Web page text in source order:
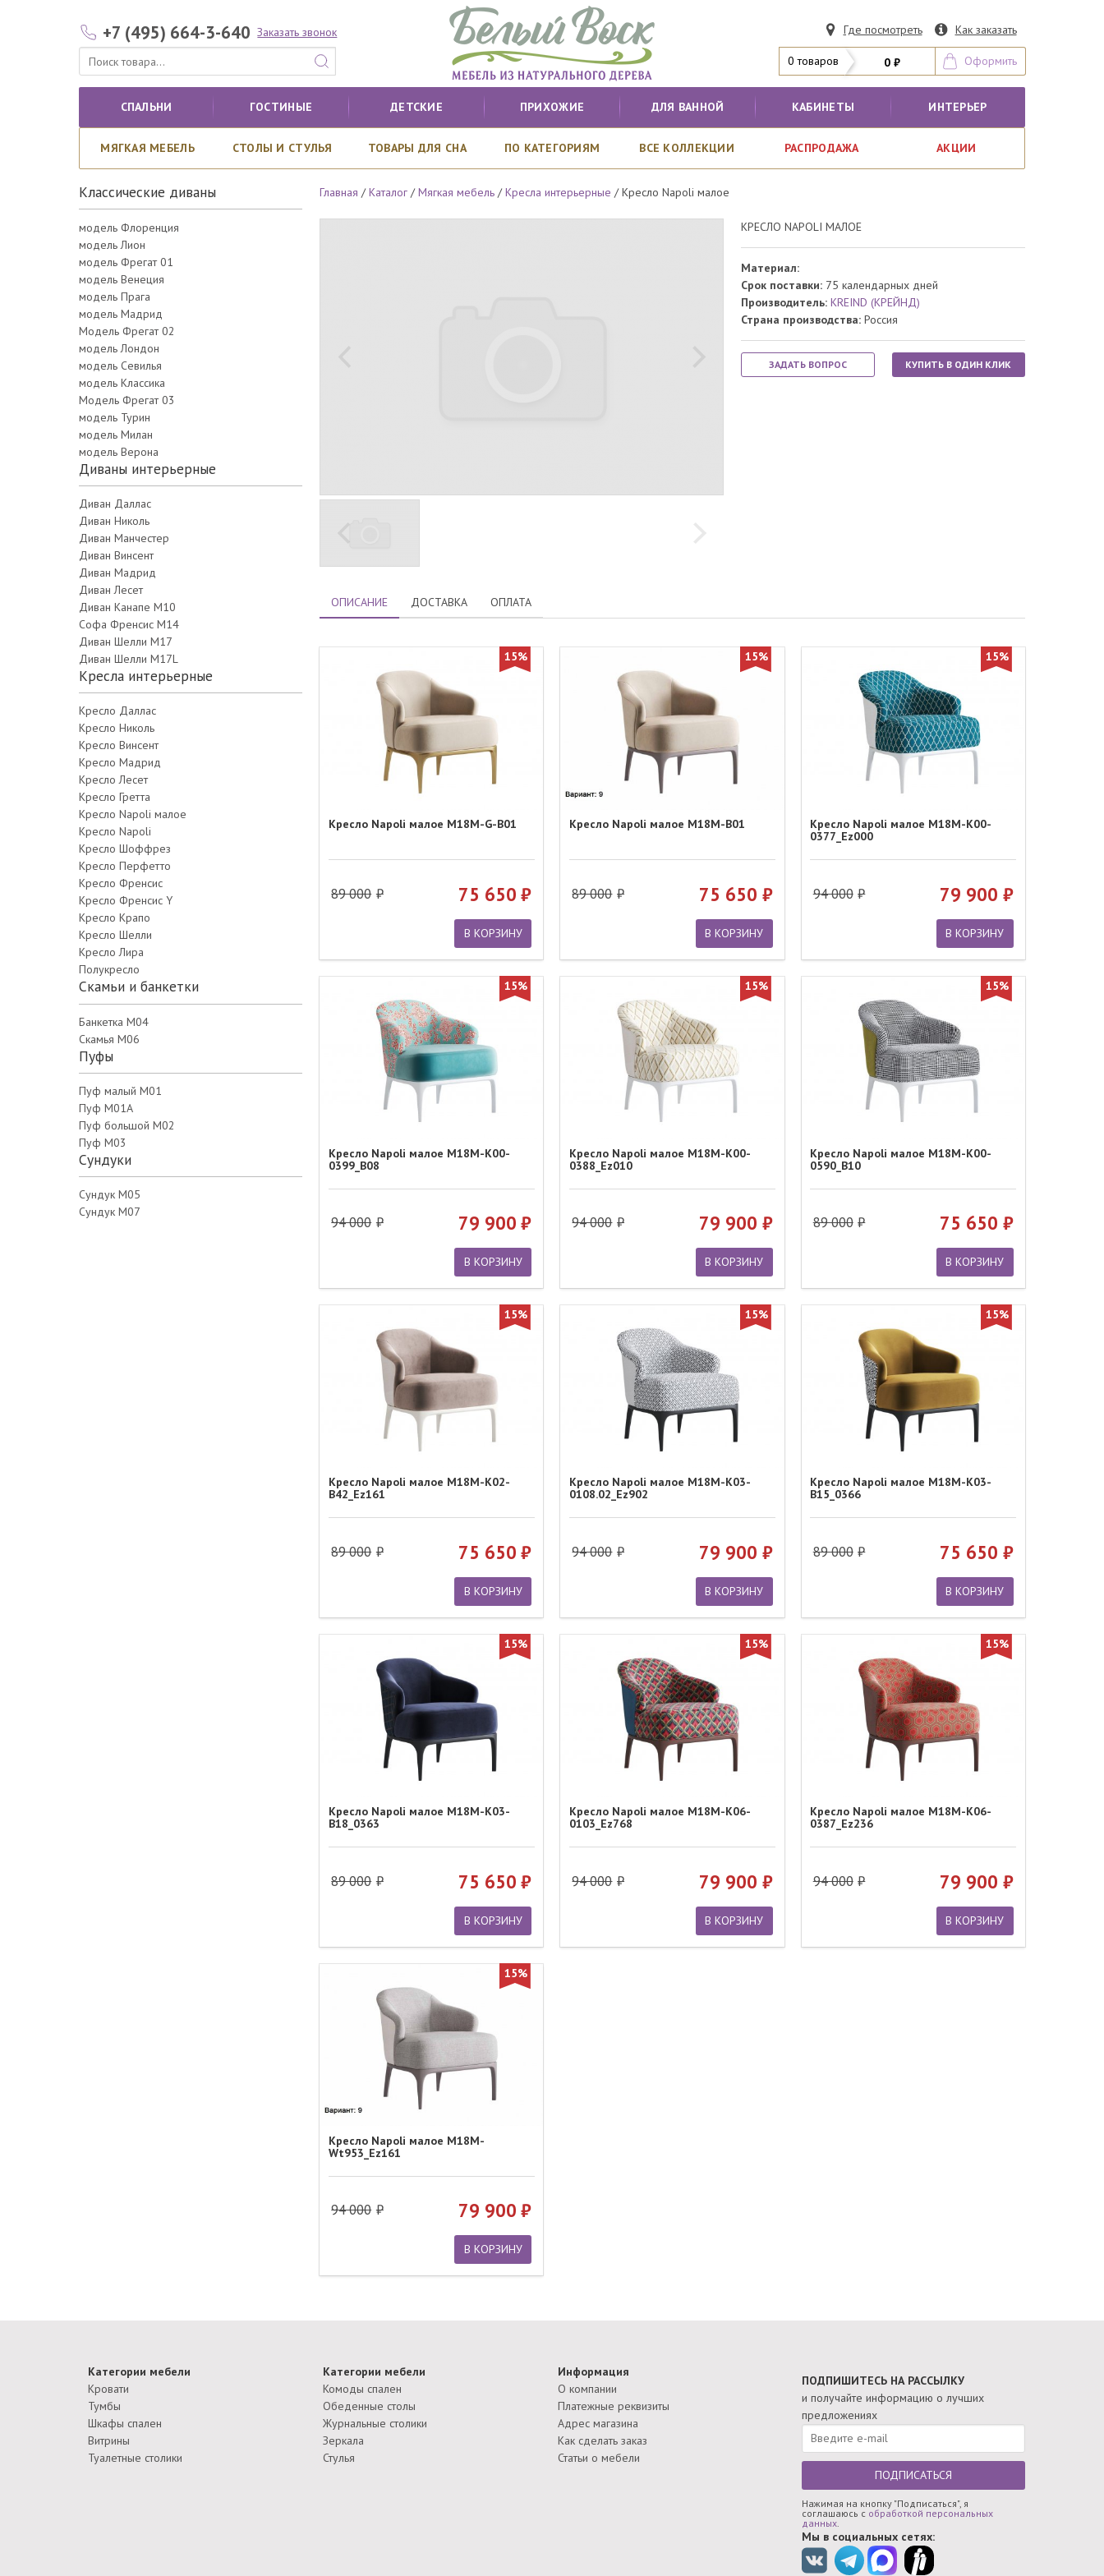
+7 (495) 664-3-640 Заказать звонок Где посмотреть Как заказать
0 товаров 0 ₽ Оформить
СПАЛЬНИ ГОСТИНЫЕ ДЕТСКИЕ ПРИХОЖИЕ ДЛЯ ВАННОЙ КАБИНЕТЫ ИНТЕРЬЕР
МЯГКАЯ МЕБЕЛЬ СТОЛЫ И СТУЛЬЯ ТОВАРЫ ДЛЯ СНА ПО КАТЕГОРИЯМ ВСЕ КОЛЛЕКЦИИ РАСПРОДАЖА АКЦИИ
Классические диваны
модель Флоренция
модель Лион
модель Фрегат 01
модель Венеция
модель Прага
модель Мадрид
Модель Фрегат 02
модель Лондон
модель Севилья
модель Классика
Модель Фрегат 03
модель Турин
модель Милан
модель Верона
Диваны интерьерные
Диван Даллас
Диван Николь
Диван Манчестер
Диван Винсент
Диван Мадрид
Диван Лесет
Диван Канапе М10
Софа Френсис М14
Диван Шелли М17
Диван Шелли M17L
Кресла интерьерные
Кресло Даллас
Кресло Николь
Кресло Винсент
Кресло Мадрид
Кресло Лесет
Кресло Гретта
Кресло Napoli малое
Кресло Napoli
Кресло Шоффрез
Кресло Перфетто
Кресло Френсис
Кресло Френсис Y
Кресло Крапо
Кресло Шелли
Кресло Лира
Полукресло
Скамьи и банкетки
Банкетка М04
Скамья М06
Пуфы
Пуф малый М01
Пуф M01A
Пуф большой М02
Пуф М03
Сундуки
Сундук М05
Сундук М07
Главная /Каталог /Мягкая мебель /Кресла интерьерные /Кресло Napoli малое
КРЕСЛО NAPOLI МАЛОЕ
Материал:
Срок поставки: 75 календарных дней
Производитель:KREIND (КРЕЙНД)
Страна производства: Россия
ЗАДАТЬ ВОПРОС КУПИТЬ В ОДИН КЛИК
ОПИСАНИЕ ДОСТАВКА ОПЛАТА
15%
Кресло Napoli малое M18M-G-B01
89 000 75 650
В КОРЗИНУ
15%
Кресло Napoli малое M18M-B01
89 000 75 650
В КОРЗИНУ
15%
Кресло Napoli малое M18M-K00-
0377_Ez000
94 000 79 900
В КОРЗИНУ
15%
Кресло Napoli малое M18M-K00-
0399_B08
94 000 79 900
В КОРЗИНУ
15%
Кресло Napoli малое M18M-K00-
0388_Ez010
94 000 79 900
В КОРЗИНУ
15%
Кресло Napoli малое M18M-K00-
0590_B10
89 000 75 650
В КОРЗИНУ
15%
Кресло Napoli малое M18M-K02-
B42_Ez161
89 000 75 650
В КОРЗИНУ
15%
Кресло Napoli малое M18M-K03-
0108.02_Ez902
94 000 79 900
В КОРЗИНУ
15%
Кресло Napoli малое M18M-K03-
B15_0366
89 000 75 650
В КОРЗИНУ
15%
Кресло Napoli малое M18M-K03-
B18_0363
89 000 75 650
В КОРЗИНУ
15%
Кресло Napoli малое M18M-K06-
0103_Ez768
94 000 79 900
В КОРЗИНУ
15%
Кресло Napoli малое M18M-K06-
0387_Ez236
94 000 79 900
В КОРЗИНУ
15%
Кресло Napoli малое M18M-
Wt953_Ez161
94 000 79 900
В КОРЗИНУ
Категории мебели
Кровати
Тумбы
Шкафы спален
Витрины
Туалетные столики
Категории мебели
Комоды спален
Обеденные столы
Журнальные столики
Зеркала
Стулья
Информация
О компании
Платежные реквизиты
Адрес магазина
Как сделать заказ
Статьи о мебели
ПОДПИШИТЕСЬ НА РАССЫЛКУ
и получайте информацию о лучших
предложениях
ПОДПИСАТЬСЯ
Нажимая на кнопку "Подписаться", я
соглашаюсь с обработкой персональных
данных.
Мы в социальных сетях: